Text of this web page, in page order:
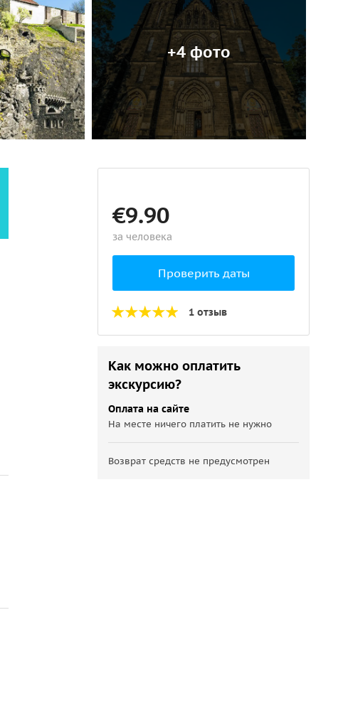
+4 фото
€9.90
за человека
Проверить даты
1 отзыв
Как можно оплатить
экскурсию?
Оплата на сайте
На месте ничего платить не нужно
Возврат средств не предусмотрен